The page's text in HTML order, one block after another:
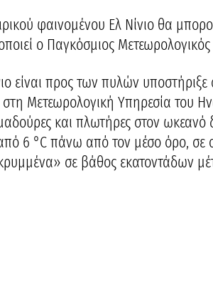
φαινομένου Ελ Νίνιο θα
ο Παγκόσμιος
είναι προς των πυλών
Μετεωρολογική Υπηρεσία του
και πλωτήρες στον ωκεανό
6 °C πάνω από τον μέσο όρο, σε
σε βάθος εκατοντάδων